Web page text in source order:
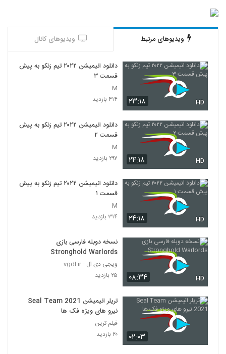
ویدیوهای مرتبط ویدیوهای کانال
۲۳:۱۸ HD
دانلود انیمیشن ۲۰۲۲ تیم زنکو به پیش
قسمت ۳
M
۴۱۴ بازدید
۲۴:۱۸ HD
دانلود انیمیشن ۲۰۲۲ تیم زنکو به پیش
قسمت ۲
M
۲۹۷ بازدید
۲۴:۱۸ HD
دانلود انیمیشن ۲۰۲۲ تیم زنکو به پیش
قسمت ۱
M
۳۱۴ بازدید
۰۸:۳۴ HD
نسخه دوبله فارسی بازی
Stronghold Warlords
ویجی دی ال - vgdl.ir
۲۵ بازدید
۰۲:۰۳
تریلر انیمیشن Seal Team 2021
نیرو های ویژه فک ها
فیلم ترین
۲۰ بازدید